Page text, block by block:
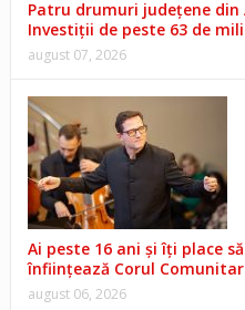
Patru drumuri județene
Investiții de peste 63 de
august 07, 2026
Ai peste 16 ani și îți place
înființează Corul Comunitar
august 06, 2026